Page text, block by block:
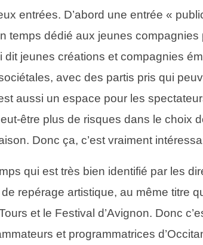
entrées. D’abord une entrée «
temps dédié aux jeunes compagnies
dit jeunes créations et compagnies
avec des partis pris qui
aussi un espace pour les
être plus de risques dans le choix
Donc ça, c’est vraiment
qui est très bien identifié par les
repérage artistique, au même titre
et le Festival d’Avignon. Donc
et programmatrices